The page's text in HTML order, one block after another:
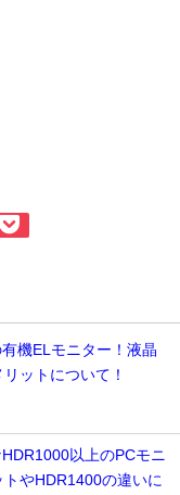
機ELモニター！液晶
ットについて！
以上のPCモニ
やHDR1400の違いに